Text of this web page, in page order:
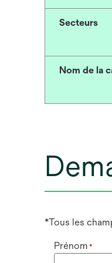
Secteurs
Nom de la
*Tous les
Prénom *